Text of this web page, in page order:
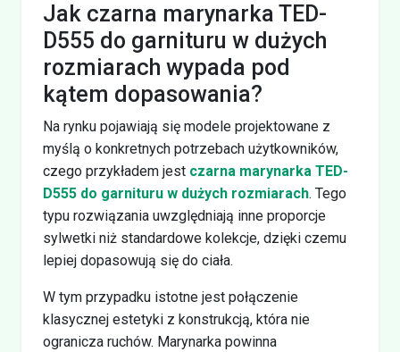
Jak czarna marynarka TED-
D555 do garnituru w dużych
rozmiarach wypada pod
kątem dopasowania?
Na rynku pojawiają się modele projektowane z
myślą o konkretnych potrzebach użytkowników,
czego przykładem jest czarna marynarka TED-
D555 do garnituru w dużych rozmiarach. Tego
typu rozwiązania uwzględniają inne proporcje
sylwetki niż standardowe kolekcje, dzięki czemu
lepiej dopasowują się do ciała.
W tym przypadku istotne jest połączenie
klasycznej estetyki z konstrukcją, która nie
ogranicza ruchów. Marynarka powinna